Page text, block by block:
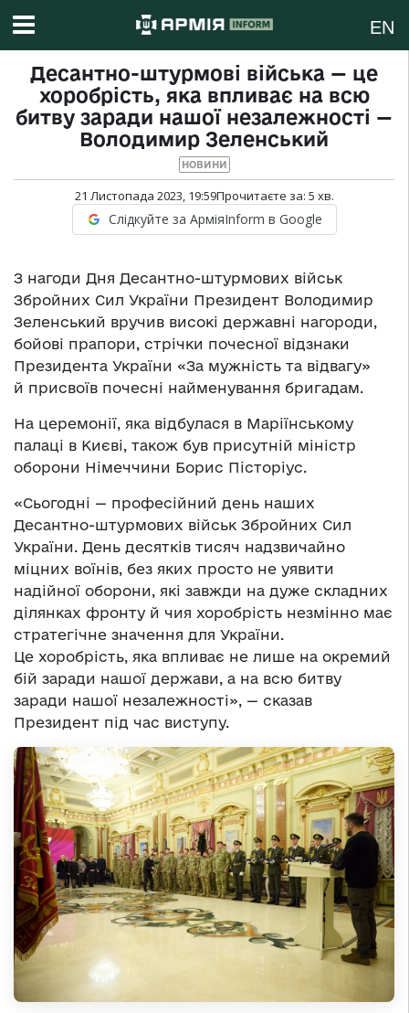
EN
Десантно-штурмові війська — це
хоробрість, яка впливає на всю
битву заради нашої незалежності —
Володимир Зеленський
НОВИНИ
21 Листопада 2023, 19:59Прочитаєте за: 5 хв.
Слідкуйте за АрміяInform в Google
З нагоди Дня Десантно-штурмових військ
Збройних Сил України Президент Володимир
Зеленський вручив високі державні нагороди,
бойові прапори, стрічки почесної відзнаки
Президента України «За мужність та відвагу»
й присвоїв почесні найменування бригадам.
На церемонії, яка відбулася в Маріїнському
палаці в Києві, також був присутній міністр
оборони Німеччини Борис Пісторіус.
«Сьогодні — професійний день наших
Десантно-штурмових військ Збройних Сил
України. День десятків тисяч надзвичайно
міцних воїнів, без яких просто не уявити
надійної оборони, які завжди на дуже складних
ділянках фронту й чия хоробрість незмінно має
стратегічне значення для України.
Це хоробрість, яка впливає не лише на окремий
бій заради нашої держави, а на всю битву
заради нашої незалежності», — сказав
Президент під час виступу.